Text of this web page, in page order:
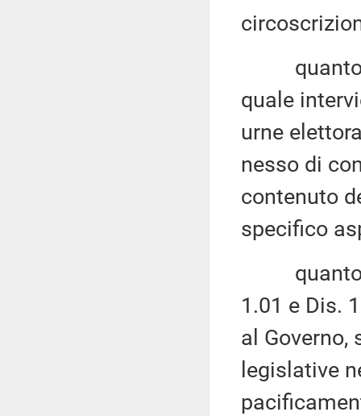
quanto
quale
urne
nesso di
contenuto
specifico
quanto
1.01 e Dis.
al
legislative